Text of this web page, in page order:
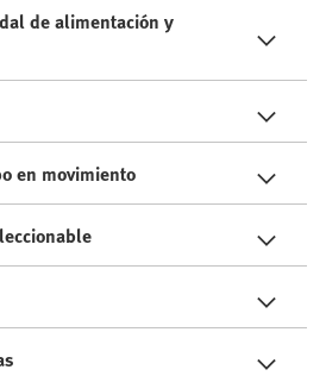
de alimentación y
en movimiento